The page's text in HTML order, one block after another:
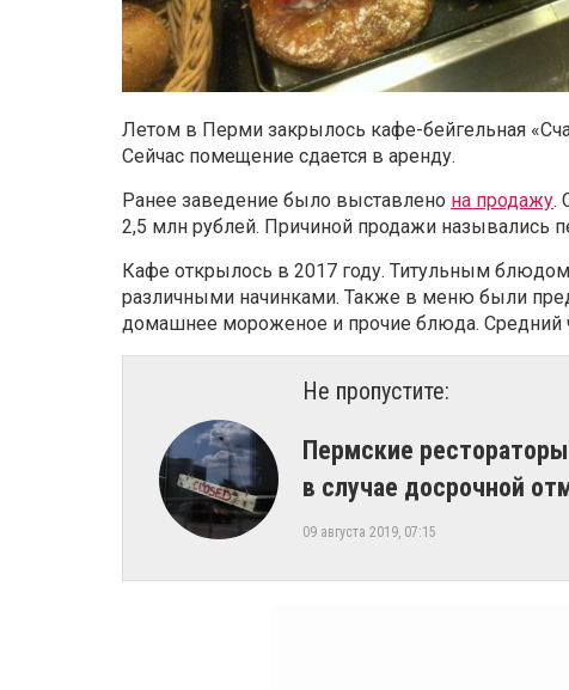
Летом в Перми закрылось кафе-бейгельная
Сейчас помещение сдается в аренду.
Ранее заведение было выставлено на продажу.
2,5 млн рублей. Причиной продажи назывались
Кафе открылось в 2017 году. Титульным
различными начинками. Также в меню были
домашнее мороженое и прочие блюда. Средний
Не пропустите:
Пермские
в случае досрочной
09 августа 2019, 07:15